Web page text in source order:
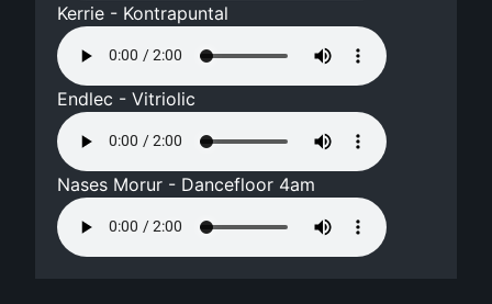
Kerrie - Kontrapuntal
Endlec - Vitriolic
Nases Morur - Dancefloor 4am